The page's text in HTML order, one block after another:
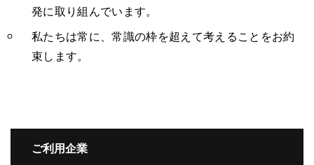
発に取り組んでいます。
私たちは常に、常識の枠を超えて考えることをお約
束します。
ご利用企業